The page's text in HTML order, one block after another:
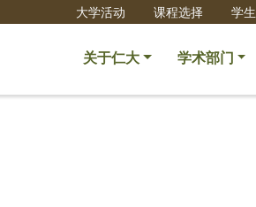
大学活动 课程选择 学生
关于仁大 学术部门